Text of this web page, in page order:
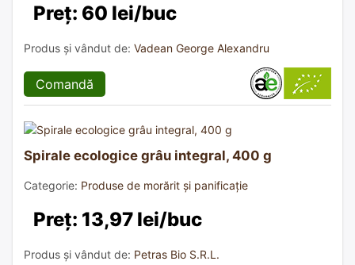
Preț: 60 lei/buc
Produs și vândut de: Vadean George Alexandru
Comandă
Spirale ecologice grâu integral, 400 g
Categorie: Produse de morărit și panificație
Preț: 13,97 lei/buc
Produs și vândut de: Petras Bio S.R.L.